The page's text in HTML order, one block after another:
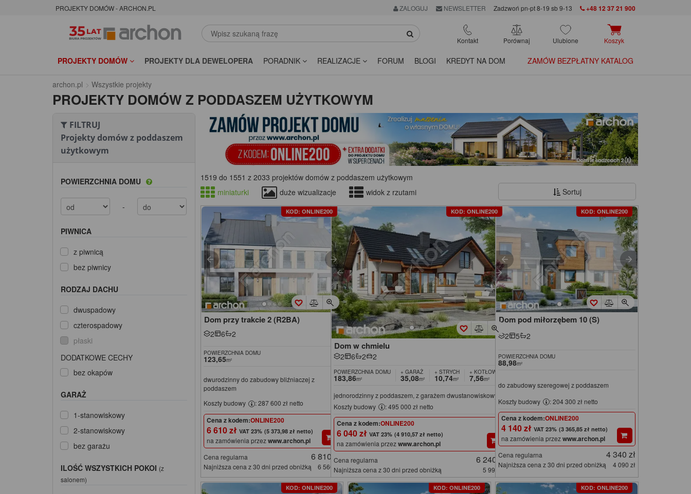
PROJEKTY DOMÓW - ARCHON.PL ZALOGUJ NEWSLETTER Zadzwoń pn-pt 8-19 sb 9-13 +48 12 37 21 900
Kontakt Porównaj Ulubione Koszyk
PROJEKTY DOMÓW PROJEKTY DLA DEWELOPERA PORADNIK REALIZACJE FORUM BLOGI KREDYT NA DOM ZAMÓW BEZPŁATNY KATALOG
archon.pl Wszystkie projekty
PROJEKTY DOMÓW Z PODDASZEM UŻYTKOWYM
1519 do 1551 z 2033 projektów domów z poddaszem użytkowym
miniaturki
duże wizualizacje widok z rzutami Sortuj
KOD: ONLINE200
Dom przy trakcie 2 (R2BA)
2 6 2
POWIERZCHNIA DOMU
123,65m²
dwurodzinny do zabudowy bliźniaczej z
poddaszem
Koszty budowy
: 287 600 zł netto
Cena z kodem:ONLINE200
6 610 zł (5 373,98 zł netto)
na zamówienia przezwww.archon.pl
Cena regularna 6 810 zł
Najniższa cena z 30 dni przed obniżką 6 560 zł
KOD: ONLINE200
Dom w chmielu
2 6 2 2
POWIERZCHNIA DOMU
183,86m²
+ GARAŻ
35,08m²
+ STRYCH
10,74m²
+ KOTŁOWNIA
7,56m²
jednorodzinny z poddaszem, z garażem dwustanowiskowym
Koszty budowy
: 495 000 zł netto
Cena z kodem:ONLINE200
6 040 zł (4 910,57 zł netto)
na zamówienia przezwww.archon.pl
Cena regularna 6 240 zł
Najniższa cena z 30 dni przed obniżką 5 990 zł
KOD: ONLINE200
Dom pod miłorzębem 10 (S)
2 5 2
POWIERZCHNIA DOMU
88,98m²
do zabudowy szeregowej z poddaszem
Koszty budowy
: 204 300 zł netto
Cena z kodem:ONLINE200
4 140 zł (3 365,85 zł netto)
na zamówienia przezwww.archon.pl
Cena regularna 4 340 zł
Najniższa cena z 30 dni przed obniżką 4 090 zł
KOD: ONLINE200 KOD: ONLINE200 KOD: ONLINE200
FILTRUJ
Projekty domów z poddaszem
użytkowym
POWIERZCHNIA DOMU
-
PIWNICA
z piwnicą
bez piwnicy
RODZAJ DACHU
dwuspadowy
czterospadowy
płaski
DODATKOWE CECHY
bez okapów
GARAŻ
1-stanowiskowy
2-stanowiskowy
bez garażu
ILOŚĆ WSZYSTKICH POKOI (z
salonem)